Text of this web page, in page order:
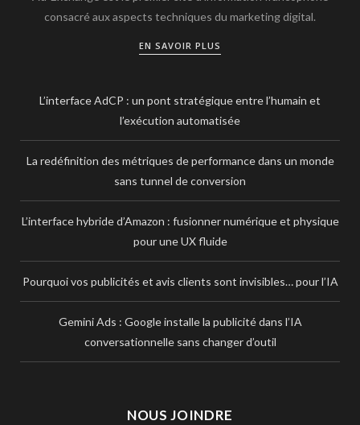
consacré aux aspects techniques du marketing digital.
EN SAVOIR PLUS
L’interface AdCP : un pont stratégique entre l’humain et
l’exécution automatisée
La redéfinition des métriques de performance dans un monde
sans tunnel de conversion
L’interface hybride d’Amazon : fusionner numérique et physique
pour une UX fluide
Pourquoi vos publicités et avis clients sont invisibles… pour l’IA
Gemini Ads : Google installe la publicité dans l’IA
conversationnelle sans changer d’outil
NOUS JOINDRE